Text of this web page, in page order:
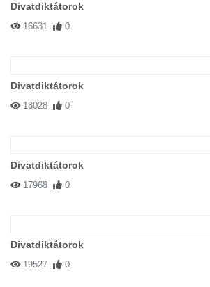
Divatdiktátorok
16631 0
Divatdiktátorok
18028 0
Divatdiktátorok
17968 0
Divatdiktátorok
19527 0